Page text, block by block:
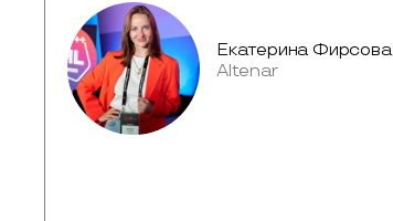
Екатерина Фирсова
Altenar